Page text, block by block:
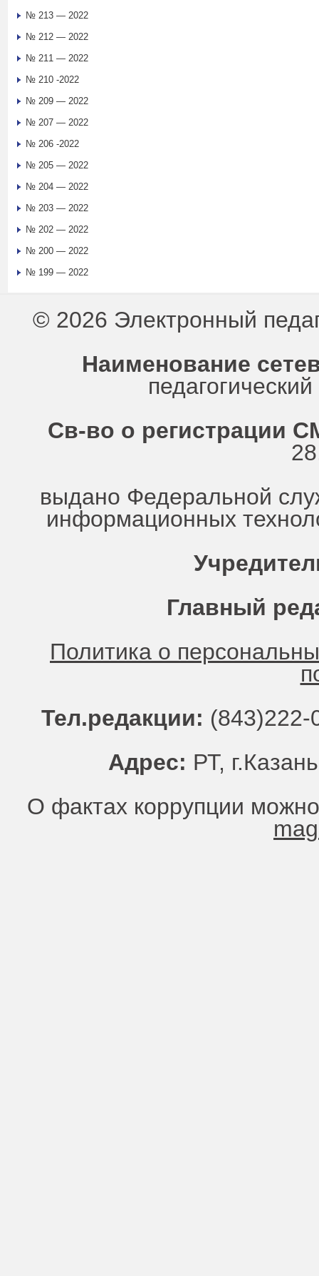
№ 213 — 2022
№ 212 — 2022
№ 211 — 2022
№ 210 -2022
№ 209 — 2022
№ 207 — 2022
№ 206 -2022
№ 205 — 2022
№ 204 — 2022
№ 203 — 2022
№ 202 — 2022
№ 200 — 2022
№ 199 — 2022
© 2026 Электронный
Наименование
Св-во о регистрации
выдано Федеральной
информационных
Главный
Политика о
Тел.редакции:
Адрес: РТ,
О фактах коррупции